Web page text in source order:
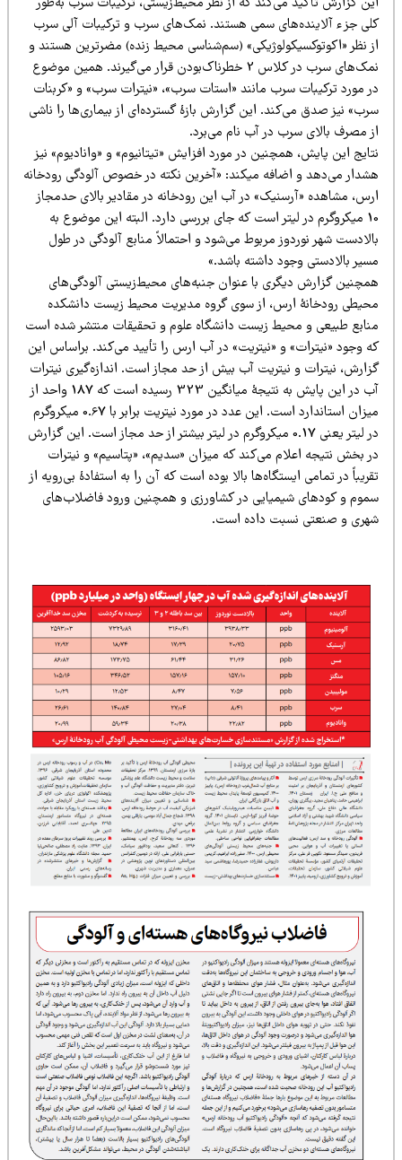
جزء آلاینده‌های سمی هستند. نمک‌های سرب و ترکیبات آلی سرب
نظر «اکوتوکسیکولوژیکی» (سم‌شناسی محیط زنده) مضرترین هستند و
نمک‌های سرب در کلاس 2 خطرناک‌بودن قرار می‌گیرند. همین موضوع
مورد ترکیبات سرب مانند «استات سرب»، «نیترات سرب» و «کربنات
نیز صدق می‌کند. این گزارش بازۀ گسترده‌ای از بیماری‌ها را ناشی
مصرف بالای سرب در آب نام می‌برد.
این پایش، همچنین در مورد افزایش «تیتانیوم» و «وانادیوم» نیز
هشدار می‌دهد و اضافه می‎کند: «آخرین نکته در خصوص آلودگی رودخانه
مشاهده «آرسنیک» در آب این رودخانه در مقادیر بالای حدمجاز
10 میکروگرم در لیتر است که جای بررسی دارد. البته این موضوع به
شهر نوردوز مربوط می‌شود و احتمالاً منابع آلودگی در طول
بالادستی وجود داشته باشد.»
گزارش دیگری با عنوان جنبه‌های محیط‌زیستی آلودگی‌های
رودخانۀ ارس، از سوی گروه مدیریت محیط زیست دانشکده
طبیعی و محیط زیست دانشگاه علوم و تحقیقات منتشر شده است
وجود «نیترات» و «نیتریت» در آب ارس را تأیید می‌کند. براساس این
نیترات و نیتریت آب بیش از حد مجاز است. اندازه‌گیری نیترات
آب در این پایش به نتیجۀ میانگین 323 رسیده است که 187 واحد از
میزان استاندارد است. این عدد در مورد نیتریت برابر با 0.67 میکروگرم
در لیتر یعنی 0.17 میکروگرم در لیتر بیشتر از حد مجاز است. این گزارش
بخش نتیجه اعلام می‌کند که میزان «سدیم»، «پتاسیم» و نیترات
در تمامی ایستگاه‌ها بالا بوده است که آن را به استفادۀ بی‌رویه از
و کودهای شیمیایی در کشاورزی و همچنین ورود فاضلاب‌های
و صنعتی نسبت داده است.